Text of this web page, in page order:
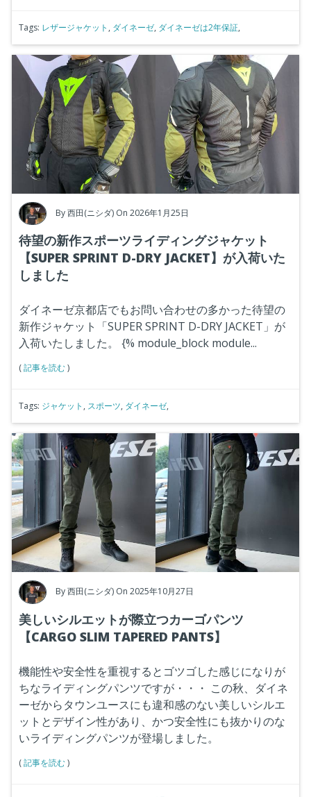
Tags: レザージャケット , ダイネーゼ, ダイネーゼは2年保証,
By西田(ニシダ) On 2026年1月25日
待望の新作スポーツライディングジャケット
【SUPER SPRINT D-DRY JACKET】が入荷いた
しました
ダイネーゼ京都店でもお問い合わせの多かった待望の
新作ジャケット「SUPER SPRINT D-DRY JACKET」が
入荷いたしました。
{% module_block module...
(記事を読む)
Tags: ジャケット , スポーツ, ダイネーゼ,
By西田(ニシダ) On 2025年10月27日
美しいシルエットが際立つカーゴパンツ
【CARGO SLIM TAPERED PANTS】
機能性や安全性を重視するとゴツゴした感じになりが
ちなライディングパンツですが・・・ この秋、ダイネ
ーゼからタウンユースにも違和感のない美しいシルエ
ットとデザイン性があり、かつ安全性にも抜かりのな
いライディングパンツが登場しました。
(記事を読む)